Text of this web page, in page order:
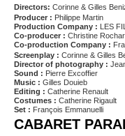
Directors: Corinne & Gilles
Producer : Philippe Martin
Production Company : LES
Co-producer : Christine
Co-production Company :
Screenplay : Corinne & Gilles
Director of photography :
Sound : Pierre Excoffier
Music : Gilles Douieb
Editing : Catherine Renault
Costumes : Catherine Rigault
Set : François Emmanuelli
CABARET